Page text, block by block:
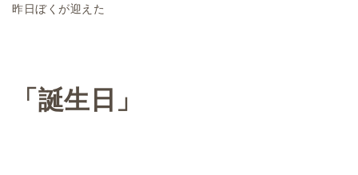
昨日ぼくが迎えた
「誕生日」